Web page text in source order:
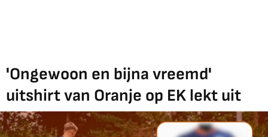
'Ongewoon en bijna vreemd'
uitshirt van Oranje op EK lekt uit